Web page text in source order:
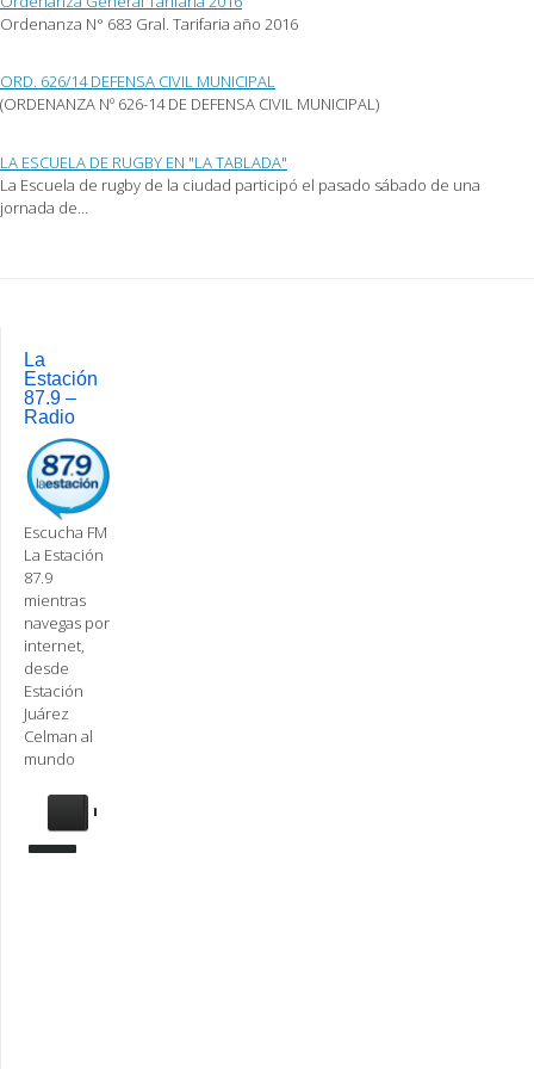
Ordenanza N° 683 Gral. Tarifaria año 2016
ORD. 626/14 DEFENSA CIVIL MUNICIPAL
(ORDENANZA Nº 626-14 DE DEFENSA CIVIL MUNICIPAL)
LA ESCUELA DE RUGBY EN "LA TABLADA"
La Escuela de rugby de la ciudad participó el pasado sábado de una
jornada de…
navigation
La
Estación
87.9 –
Radio
Escucha FM
La Estación
87.9
mientras
navegas por
internet,
desde
Estación
Juárez
Celman al
mundo